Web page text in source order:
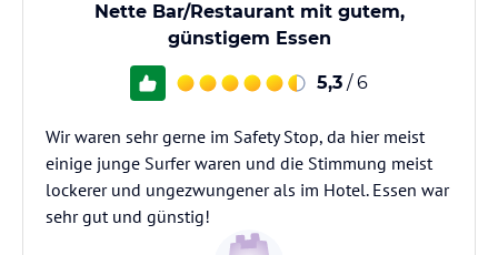
Nette Bar/Restaurant mit gutem,
günstigem Essen
5,3 / 6
Wir waren sehr gerne im Safety Stop, da hier meist
einige junge Surfer waren und die Stimmung meist
lockerer und ungezwungener als im Hotel. Essen war
sehr gut und günstig!